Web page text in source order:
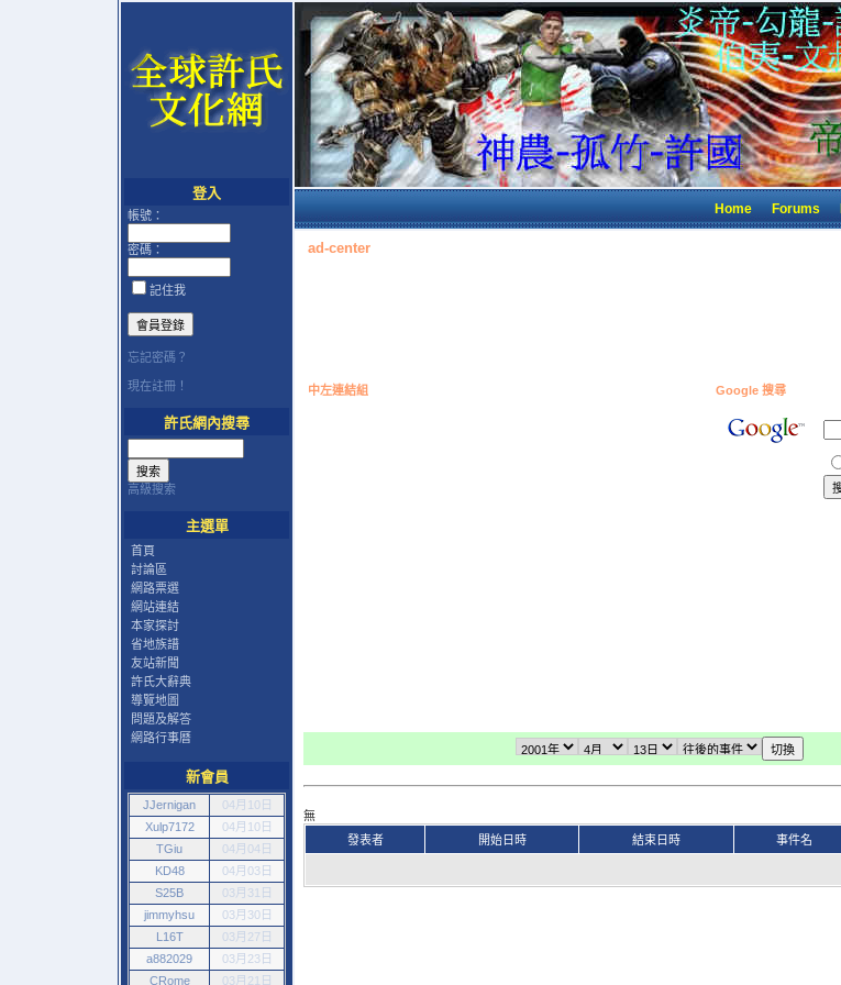
登入
帳號：
密碼：
記住我
忘記密碼？
現在註冊！
許氏網內搜尋
高級搜索
主選單
首頁
討論區
網路票選
網站連結
本家探討
省地族譜
友站新聞
許氏大辭典
導覽地圖
問題及解答
網路行事曆
新會員
JJernigan
04月10日
Xulp7172
04月10日
TGiu
04月04日
KD48
04月03日
S25B
03月31日
jimmyhsu
03月30日
L16T
03月27日
a882029
03月23日
CRome
03月21日
Home Forums
ad-center
中左連結組 Google 搜尋
無
發表者
開始日時 結束日時 事件名